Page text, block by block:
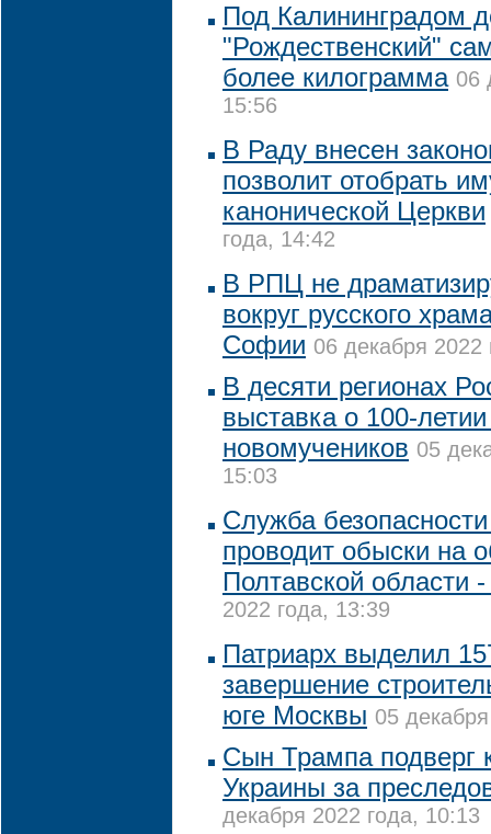
Под Калининградом
"Рождественский"
более килограмма 06
15:56
В Раду внесен
позволит отобрать
канонической Церкви
года, 14:42
В РПЦ не
вокруг русского
Софии 06 декабря 2022
В десяти регионах
выставка о 100-
новомучеников 05
15:03
Служба
проводит обыски на
Полтавской области
2022 года, 13:39
Патриарх выделил
завершение
юге Москвы 05
Сын Трампа подверг
Украины за
декабря 2022 года, 10:13